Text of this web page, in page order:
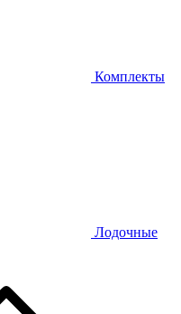
Комплекты
Лодочные